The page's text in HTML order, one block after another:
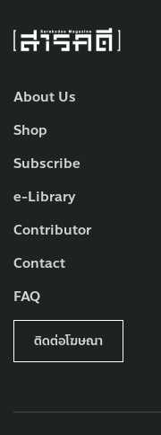
About Us
Shop
Subscribe
e-Library
Contributor
Contact
FAQ
ติดต่อโฆษณา